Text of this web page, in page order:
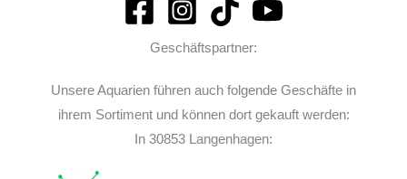
Geschäftspartner:
Unsere Aquarien führen auch folgende Geschäfte in
ihrem Sortiment und können dort gekauft werden:
In 30853 Langenhagen: